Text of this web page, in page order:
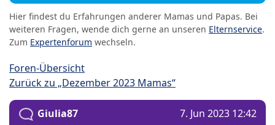
Hier findest du Erfahrungen anderer Mamas und Papas. Bei
weiteren Fragen, wende dich gerne an unseren Elternservice.
Zum Expertenforum wechseln.
Foren-Übersicht
Zurück zu „Dezember 2023 Mamas“
Giulia87 7. Jun 2023 12:42